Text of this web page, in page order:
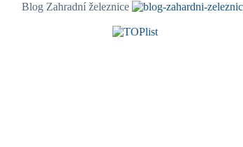
Blog Zahradní železnice